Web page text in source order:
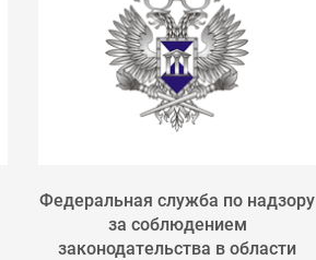
Федеральная служба по надзору
за соблюдением
законодательства в области